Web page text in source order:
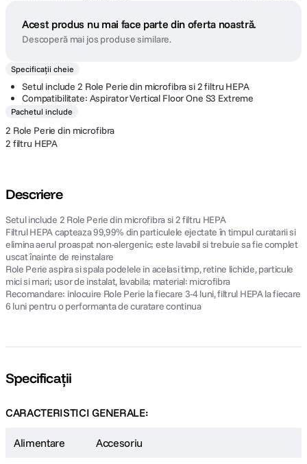
Acest produs nu mai face parte din oferta noastră.
Descoperă mai jos produse similare.
Specificații cheie
Setul include 2 Role Perie din microfibra si 2 filtru HEPA
Compatibilitate: Aspirator Vertical Floor One S3 Extreme
Pachetul include
2 Role Perie din microfibra
2 filtru HEPA
Descriere
Setul include 2 Role Perie din microfibra si 2 filtru HEPA
Filtrul HEPA capteaza 99,99% din particulele ejectate în timpul curatarii si
elimina aerul proaspat non-alergenic; este lavabil si trebuie sa fie complet
uscat înainte de reinstalare
Role Perie aspira si spala podelele in acelasi timp, retine lichide, particule
mici si mari; usor de instalat, lavabila; material: microfibra
Recomandare: inlocuire Role Perie la fiecare 3-4 luni, filtrul HEPA la fiecare
6 luni pentru o performanta de curatare continua
Specificații
CARACTERISTICI GENERALE:
Alimentare Accesoriu